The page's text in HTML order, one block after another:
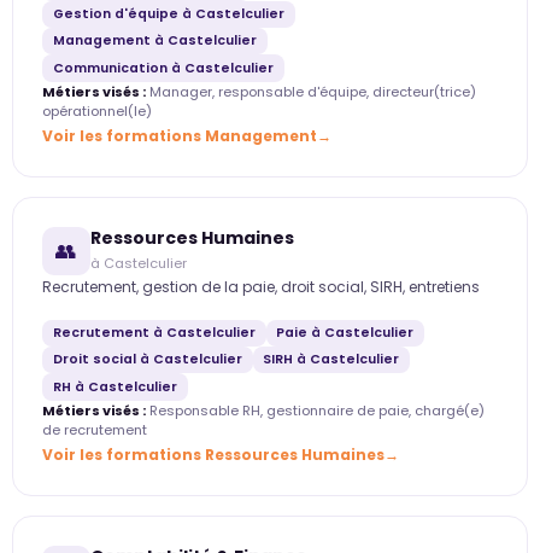
Gestion d'équipe à Castelculier
Management à Castelculier
Communication à Castelculier
Métiers visés : Manager, responsable d'équipe, directeur(trice)
opérationnel(le)
Voir les formations Management
👥 Ressources Humaines
à Castelculier
Recrutement, gestion de la paie, droit social, SIRH, entretiens
Recrutement à Castelculier
Paie à Castelculier
Droit social à Castelculier
SIRH à Castelculier
RH à Castelculier
Métiers visés : Responsable RH, gestionnaire de paie, chargé(e)
de recrutement
Voir les formations Ressources Humaines